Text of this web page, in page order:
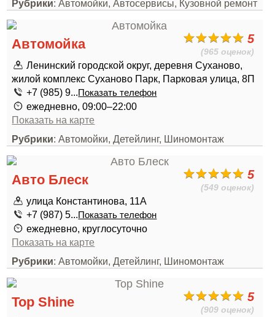
Рубрики: Автомойки, Автосервисы, Кузовной ремонт
5
(965 оценок)
Автомойка
Ленинский городской округ, деревня Суханово,
жилой комплекс Суханово Парк, Парковая улица, 8П
+7 (985) 9...Показать телефон
ежедневно, 09:00–22:00
Показать на карте
Рубрики: Автомойки, Детейлинг, Шиномонтаж
5
(549 оценок)
Авто Блеск
улица Константинова, 11А
+7 (987) 5...Показать телефон
ежедневно, круглосуточно
Показать на карте
Рубрики: Автомойки, Детейлинг, Шиномонтаж
5
(909 оценок)
Top Shine